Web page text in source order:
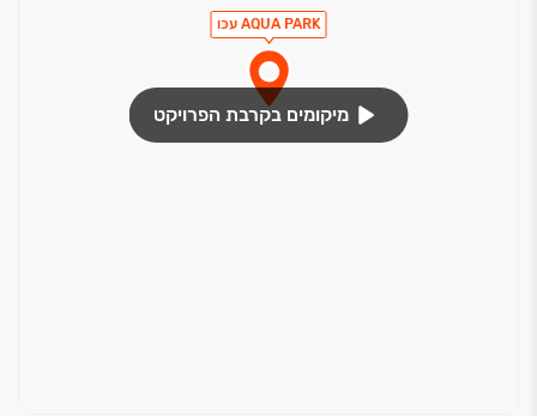
חיפוי קירות גרניט פורצלן עד גובה תקרה
ארונות אמבטיה מעוצבים עם כיור אינטגרלי
AQUA PARK עכו
מיקומים בקרבת הפרויקט